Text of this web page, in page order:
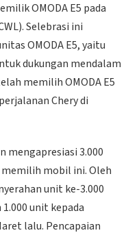
OMODA E5 pada
Selebrasi ini
OMODA E5, yaitu
dukungan mendalam
memilih OMODA E5
Chery di
mengapresiasi 3.000
memilih mobil ini. Oleh
unit ke-3.000
unit kepada
lalu. Pencapaian